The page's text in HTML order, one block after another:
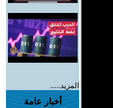
المزيد.....
أخبار عامة